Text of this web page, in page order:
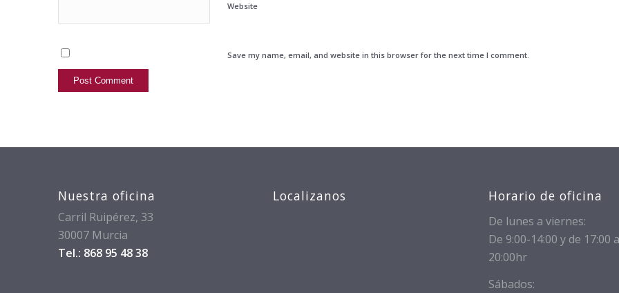
Website
Save my name, email, and website in this browser for the next time I comment.
Nuestra oficina
Carril Ruipérez, 33
30007 Murcia
Tel.: 868 95 48 38
Localizanos Horario de oficina
De lunes a viernes:
De 9:00-14:00 y de 17:00 a
20:00hr
Sábados: